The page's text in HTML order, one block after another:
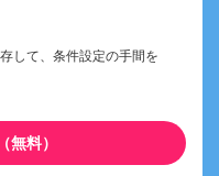
して、条件設定の手間を
無料）